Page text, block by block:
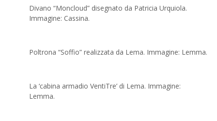
Divano “Moncloud” disegnato da Patricia Urquiola.
Immagine: Cassina.
Poltrona “Soffio” realizzata da Lema. Immagine: Lemma.
La ‘cabina armadio VentiTre’ di Lema. Immagine:
Lemma.